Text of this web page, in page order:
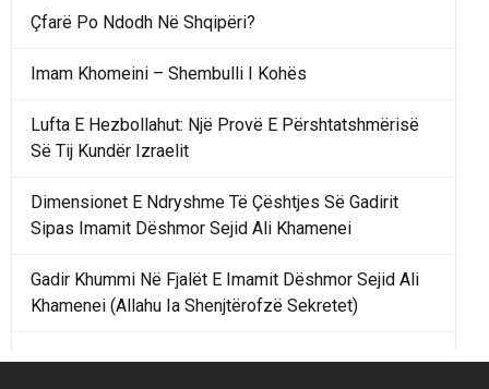
Çfarë Po Ndodh Në Shqipëri?
Imam Khomeini – Shembulli I Kohës
Lufta E Hezbollahut: Një Provë E Përshtatshmërisë
Së Tij Kundër Izraelit
Dimensionet E Ndryshme Të Çështjes Së Gadirit
Sipas Imamit Dëshmor Sejid Ali Khamenei
Gadir Khummi Në Fjalët E Imamit Dëshmor Sejid Ali
Khamenei (Allahu Ia Shenjtërofzë Sekretet)
Një Rend Rajonal I Udhëhequr Nga Irani Kundrejt Një